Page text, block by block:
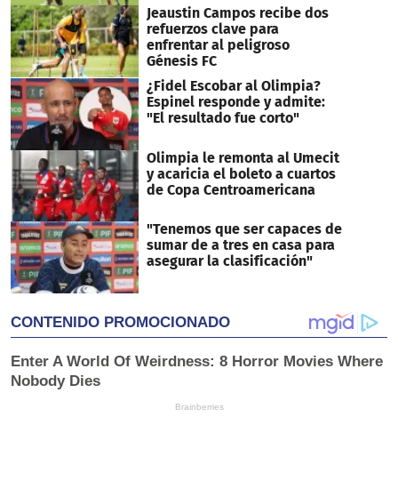
Jeaustin Campos recibe dos
refuerzos clave para
enfrentar al peligroso
Génesis FC
¿Fidel Escobar al Olimpia?
Espinel responde y admite:
"El resultado fue corto"
Olimpia le remonta al Umecit
y acaricia el boleto a cuartos
de Copa Centroamericana
"Tenemos que ser capaces de
sumar de a tres en casa para
asegurar la clasificación"